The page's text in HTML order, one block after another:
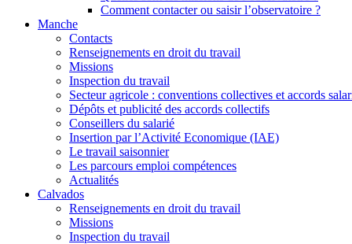
Comment contacter ou saisir l’observatoire ?
Manche
Contacts
Renseignements en droit du travail
Missions
Inspection du travail
Secteur agricole : conventions collectives et accords
Dépôts et publicité des accords collectifs
Conseillers du salarié
Insertion par l’Activité Economique (IAE)
Le travail saisonnier
Les parcours emploi compétences
Actualités
Calvados
Renseignements en droit du travail
Missions
Inspection du travail